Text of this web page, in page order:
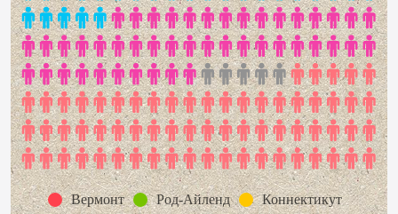
Вермонт Род-Айленд
Коннектикут